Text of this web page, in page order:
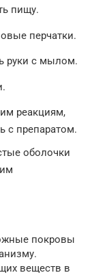
пищу.
перчатки.
руки с мылом.
реакциям,
с препаратом.
оболочки
покровы
веществ в